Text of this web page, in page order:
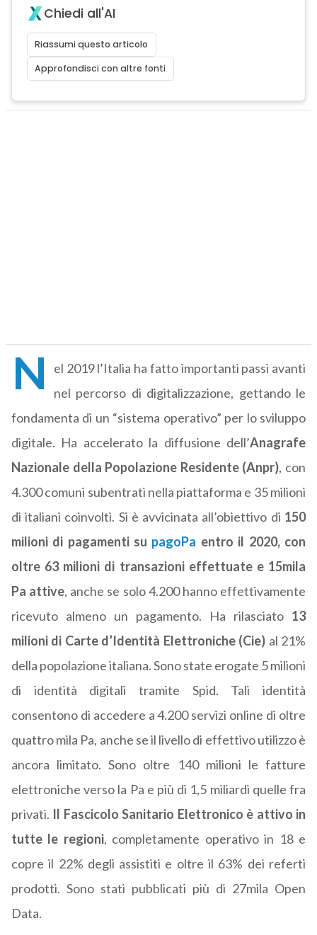
Chiedi all'AI
Riassumi questo articolo
Approfondisci con altre fonti
N
el 2019 l’Italia ha fatto importanti passi avanti
nel percorso di digitalizzazione, gettando le
fondamenta di un “sistema operativo” per lo sviluppo
digitale. Ha accelerato la diffusione dell’Anagrafe
Nazionale della Popolazione Residente (Anpr), con
4.300 comuni subentrati nella piattaforma e 35 milioni
di italiani coinvolti. Si è avvicinata all’obiettivo di 150
milioni di pagamenti su pagoPa entro il 2020, con
oltre 63 milioni di transazioni effettuate e 15mila
Pa attive, anche se solo 4.200 hanno effettivamente
ricevuto almeno un pagamento. Ha rilasciato 13
milioni di Carte d’Identità Elettroniche (Cie) al 21%
della popolazione italiana. Sono state erogate 5 milioni
di identità digitali tramite Spid. Tali identità
consentono di accedere a 4.200 servizi online di oltre
quattro mila Pa, anche se il livello di effettivo utilizzo è
ancora limitato. Sono oltre 140 milioni le fatture
elettroniche verso la Pa e più di 1,5 miliardi quelle fra
privati. Il Fascicolo Sanitario Elettronico è attivo in
tutte le regioni, completamente operativo in 18 e
copre il 22% degli assistiti e oltre il 63% dei referti
prodotti. Sono stati pubblicati più di 27mila Open
Data.